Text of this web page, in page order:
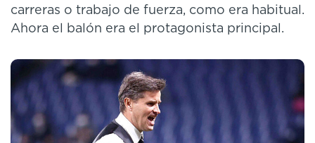
carreras o trabajo de fuerza, como era habitual.
Ahora el balón era el protagonista principal.